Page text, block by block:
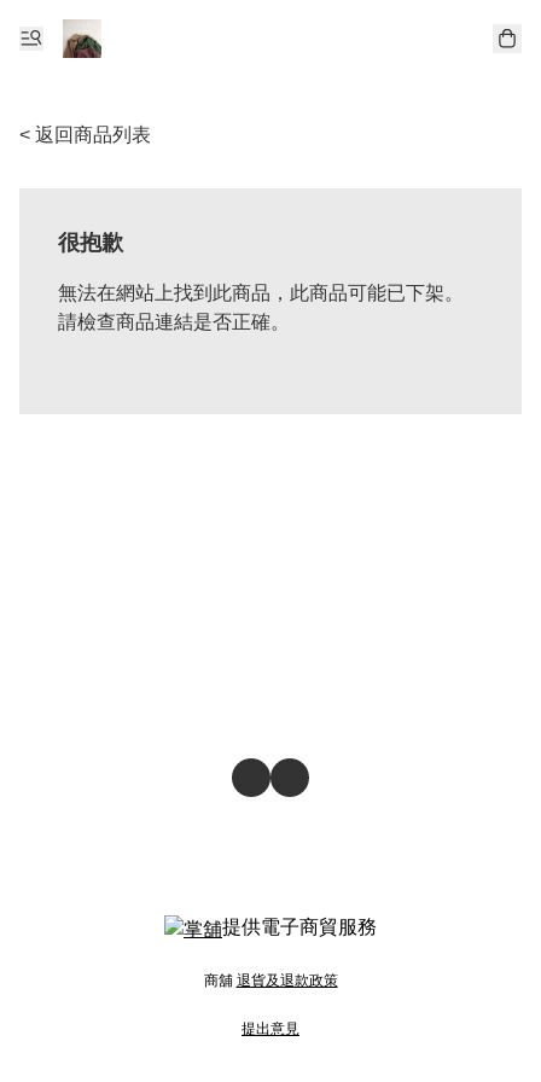
< 返回商品列表
很抱歉
無法在網站上找到此商品，此商品可能已下架。
請檢查商品連結是否正確。
提供電子商貿服務
商舖 退貨及退款政策
提出意見